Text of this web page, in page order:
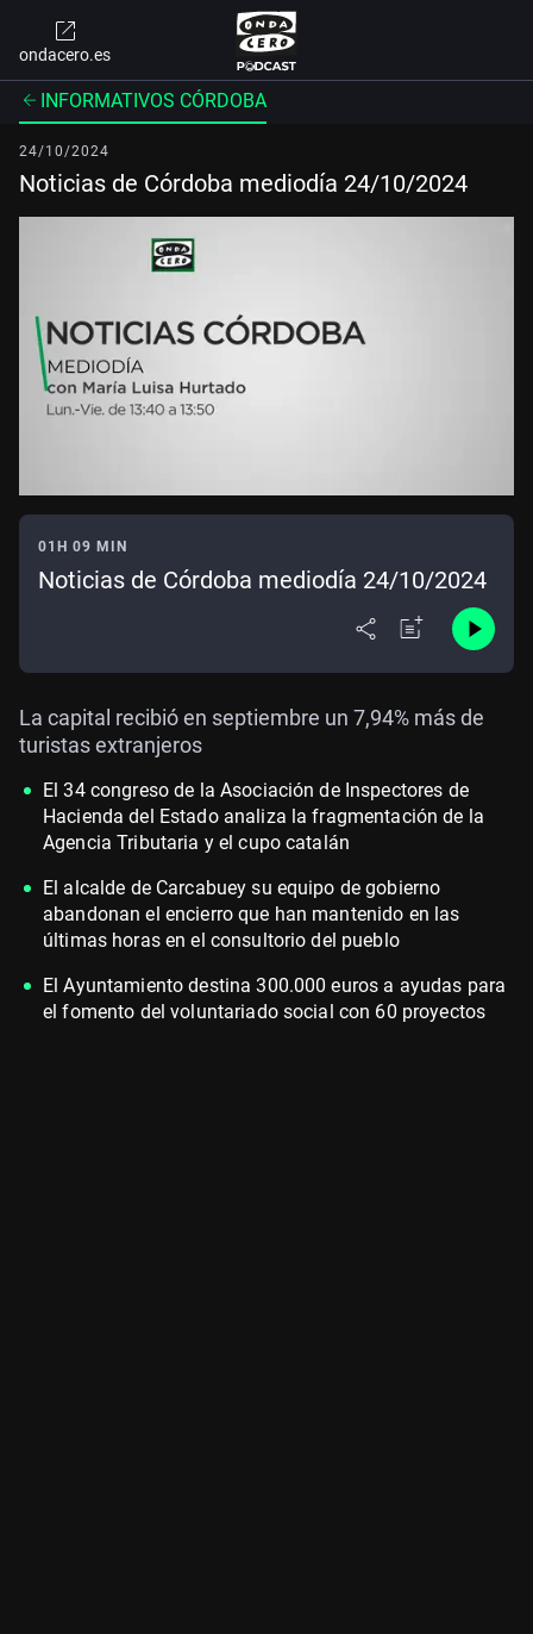
ondacero.es
INFORMATIVOS CÓRDOBA
24/10/2024
Noticias de Córdoba mediodía 24/10/2024
01H 09 MIN
Noticias de Córdoba mediodía 24/10/2024
La capital recibió en septiembre un 7,94% más de
turistas extranjeros
El 34 congreso de la Asociación de Inspectores de
Hacienda del Estado analiza la fragmentación de la
Agencia Tributaria y el cupo catalán
El alcalde de Carcabuey su equipo de gobierno
abandonan el encierro que han mantenido en las
últimas horas en el consultorio del pueblo
El Ayuntamiento destina 300.000 euros a ayudas para
el fomento del voluntariado social con 60 proyectos